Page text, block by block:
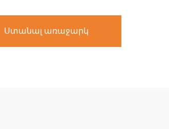
Ստանալ առաջարկ